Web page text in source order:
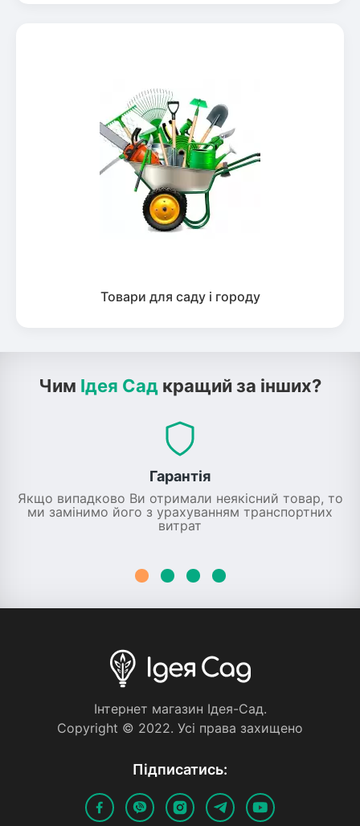
Товари для саду і городу
Чим Ідея Сад кращий за інших?
Гарантія
Якщо випадково Ви отримали неякісний товар, то
ми замінимо його з урахуванням транспортних
витрат
Iнтернет магазин Iдея-Сад.
Copyright © 2022. Усi права захищено
Пiдписатись: